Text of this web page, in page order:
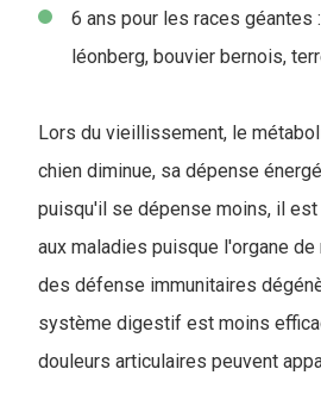
6 ans pour les races géantes
léonberg, bouvier bernois,
Lors du vieillissement, le
chien diminue, sa dépense
puisqu'il se dépense moins, il
aux maladies puisque l'organe de
des défense immunitaires
système digestif est moins
douleurs articulaires peuvent